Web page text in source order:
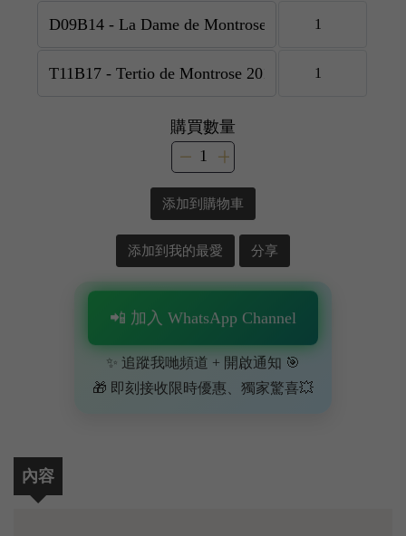
購買數量
添加到購物車
添加到我的最愛 分享
📲 加入 WhatsApp Channel
✨ 追蹤我哋頻道 + 開啟通知 🎯
🎁 即刻接收限時優惠、獨家驚喜💥
內容